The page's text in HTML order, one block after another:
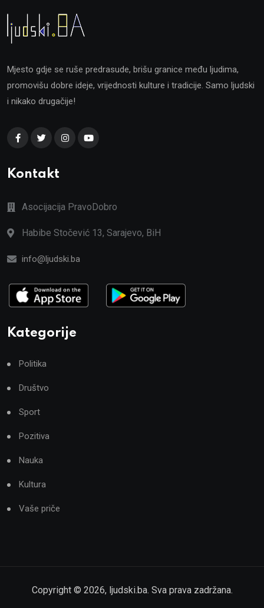
Mjesto gdje se ruše predrasude, brišu granice među ljudima,
promovišu dobre ideje, vrijednosti kulture i tradicije. Samo ljudski
i nikako drugačije!
Kontakt
Asocijacija PravoDobro
Habibe Stočević 13, Sarajevo, BiH
info@ljudski.ba
Kategorije
Politika
Društvo
Sport
Pozitiva
Nauka
Kultura
Vaše priče
Copyright © 2026, ljudski.ba. Sva prava zadržana.